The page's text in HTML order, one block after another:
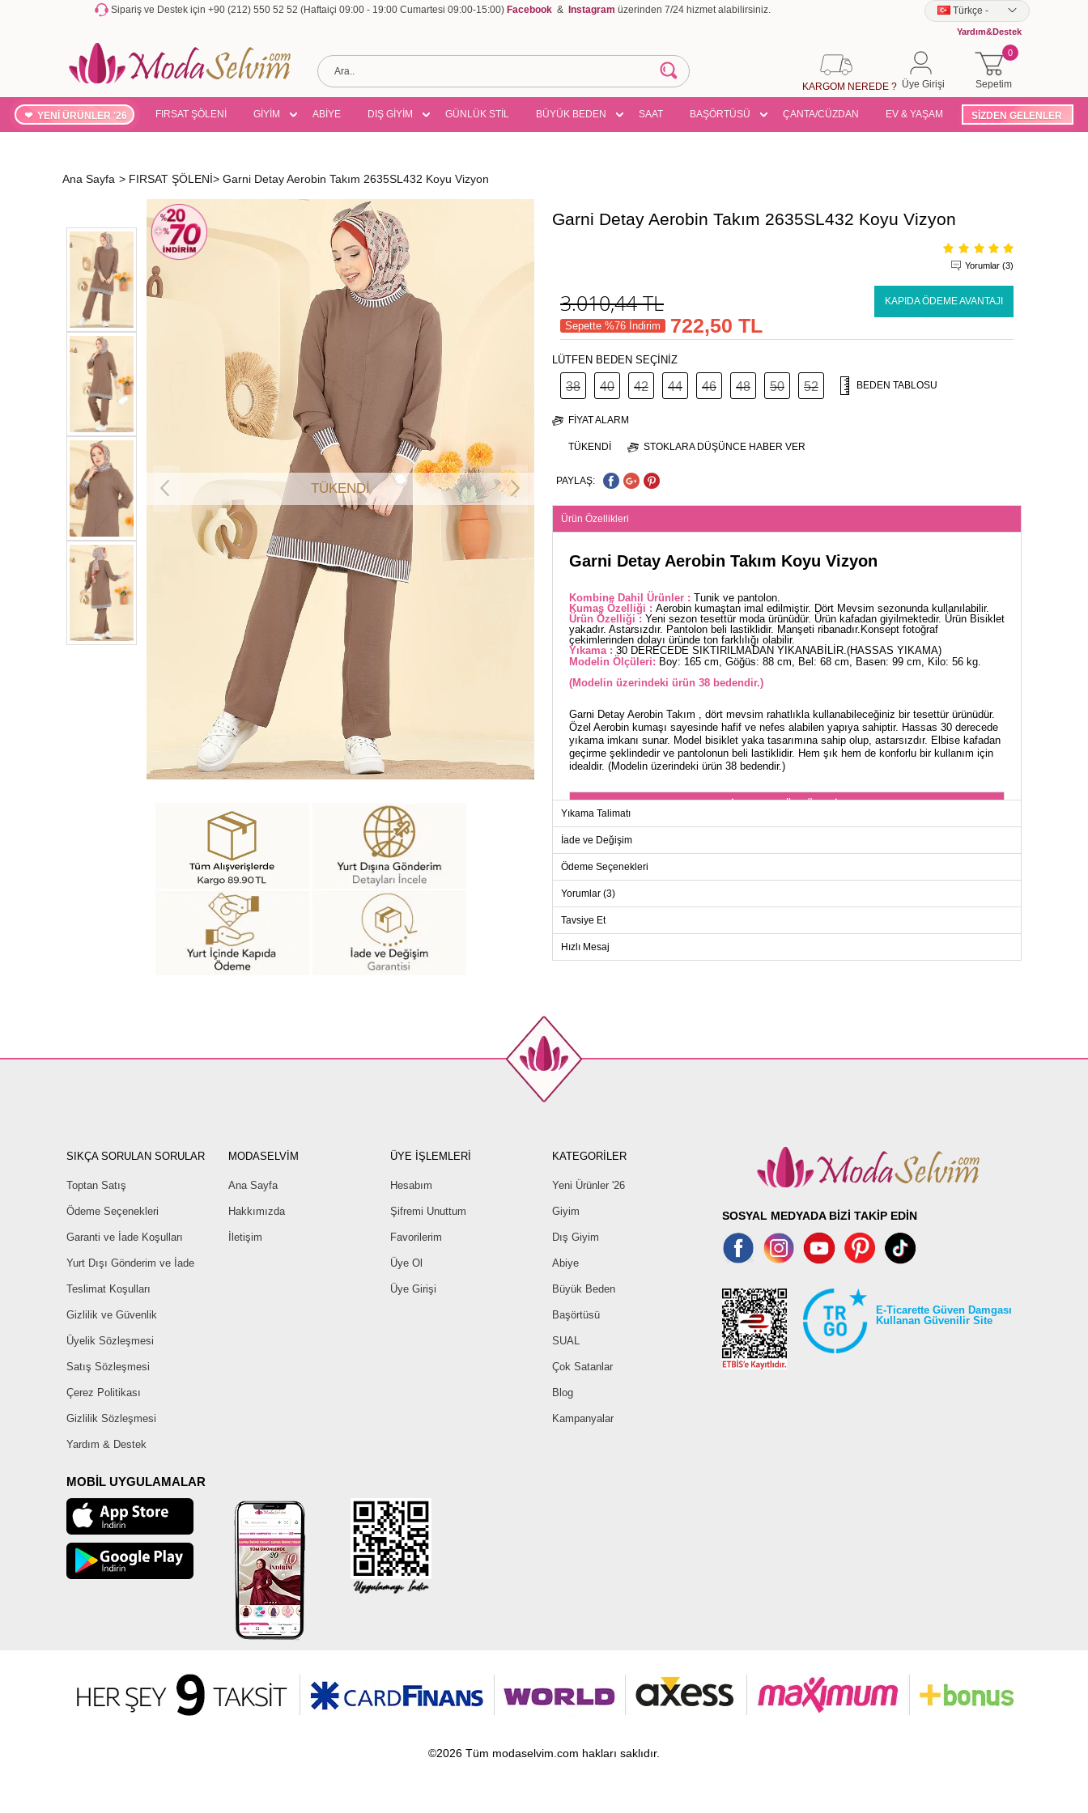
Sipariş ve Destek için +90 (212) 550 52 52 (Haftaiçi 09:00 - 19:00 Cumartesi 09:00-15:00) Facebook & Instagram üzerinden 7/24 hizmet alabilirsiniz. Türkçe -
Yardım&Destek
Sepetim
0
Üye Girişi
KARGOM NEREDE ?
YENİ ÜRÜNLER '26 FIRSAT ŞÖLENİ GİYİM ABİYE DIŞ GİYİM GÜNLÜK STİL BÜYÜK BEDEN SAAT BAŞÖRTÜSÜ ÇANTA/CÜZDAN EV & YAŞAM SİZDEN GELENLER
Ana Sayfa > FIRSAT ŞÖLENİ> Garni Detay Aerobin Takım 2635SL432 Koyu Vizyon
TÜKENDİ
Garni Detay Aerobin Takım 2635SL432 Koyu Vizyon
Yorumlar (3)
3.010,44TL KAPIDA ÖDEME AVANTAJI
Sepette %76 İndirim 722,50 TL
LÜTFEN BEDEN SEÇİNİZ
38 40 42 44 46 48 50 52 BEDEN TABLOSU
FIYAT ALARM
TÜKENDI STOKLARA DÜŞÜNCE HABER VER
PAYLAŞ:
Ürün Özellikleri
Garni Detay Aerobin Takım Koyu Vizyon
Kombine Dahil Ürünler : Tunik ve pantolon.
Kumaş Özelliği : Aerobin kumaştan imal edilmiştir. Dört Mevsim sezonunda kullanılabilir.
Ürün Özelliği : Yeni sezon tesettür moda ürünüdür. Ürün kafadan giyilmektedir. Ürün Bisiklet
yakadır. Astarsızdır. Pantolon beli lastiklidir. Manşeti ribanadır.Konsept fotoğraf
çekimlerinden dolayı üründe ton farklılığı olabilir.
Yıkama : 30 DERECEDE SIKTIRILMADAN YIKANABİLİR.(HASSAS YIKAMA)
Modelin Ölçüleri: Boy: 165 cm, Göğüs: 88 cm, Bel: 68 cm, Basen: 99 cm, Kilo: 56 kg.
(Modelin üzerindeki ürün 38 bedendir.)
Garni Detay Aerobin Takım , dört mevsim rahatlıkla kullanabileceğiniz bir tesettür ürünüdür.
Özel Aerobin kumaşı sayesinde hafif ve nefes alabilen yapıya sahiptir. Hassas 30 derecede
yıkama imkanı sunar. Model bisiklet yaka tasarımına sahip olup, astarsızdır. Elbise kafadan
geçirme şeklindedir ve pantolonun beli lastiklidir. Hem şık hem de konforlu bir kullanım için
idealdir. (Modelin üzerindeki ürün 38 bedendir.)
Beden
Göğüs
Boy
46
116
87
101
101
101
Yıkama Talimatı
İade ve Değişim
Ödeme Seçenekleri
Yorumlar (3)
Tavsiye Et
Hızlı Mesaj
SIKÇA SORULAN SORULAR
Toptan Satış
Ödeme Seçenekleri
Garanti ve İade Koşulları
Yurt Dışı Gönderim ve İade
Teslimat Koşulları
Gizlilik ve Güvenlik
Üyelik Sözleşmesi
Satış Sözleşmesi
Çerez Politikası
Gizlilik Sözleşmesi
Yardım & Destek
MODASELVİM
Ana Sayfa
Hakkımızda
İletişim
ÜYE İŞLEMLERİ
Hesabım
Şifremi Unuttum
Favorilerim
Üye Ol
Üye Girişi
KATEGORİLER
Yeni Ürünler '26
Giyim
Dış Giyim
Abiye
Büyük Beden
Başörtüsü
SUAL
Çok Satanlar
Blog
Kampanyalar
MOBİL UYGULAMALAR
SOSYAL MEDYADA BİZİ TAKİP EDİN
E-Ticarette Güven Damgası
Kullanan Güvenilir Site
©2026 Tüm modaselvim.com hakları saklıdır.